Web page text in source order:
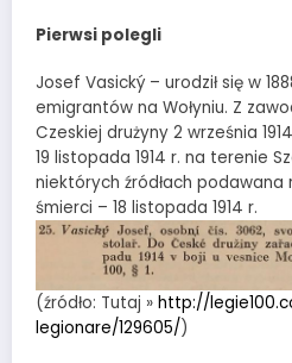
Pierwsi polegli
Josef Vasický – urodził się w
emigrantów na Wołyniu. Z
Czeskiej drużyny 2 września
19 listopada 1914 r. na terenie
niektórych źródłach podawana
śmierci – 18 listopada 1914 r.
(źródło: Tutaj » http://
legionare/129605/)